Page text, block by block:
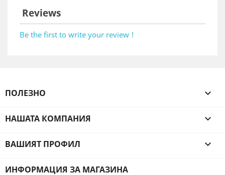
Reviews
Be the first to write your review !
ПОЛЕЗНО 
НАШАТА КОМПАНИЯ 
ВАШИЯТ ПРОФИЛ 
ИНФОРМАЦИЯ ЗА МАГАЗИНА